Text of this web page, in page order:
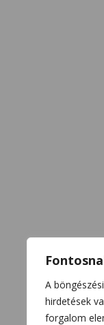
A
hirdetések
forgalom